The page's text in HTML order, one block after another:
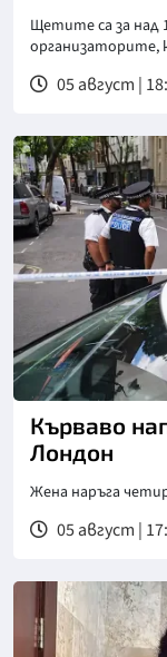
Щетите са за над
организаторите,
05 август |
Кърваво
Лондон
Жена наръга
05 август |